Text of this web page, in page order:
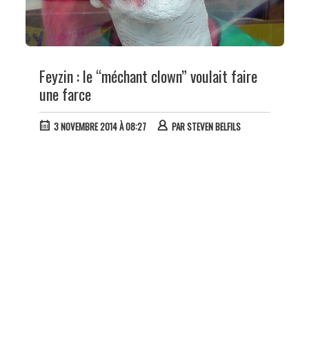
Feyzin : le “méchant clown” voulait faire
une farce
3 NOVEMBRE 2014 À 08:27 PARSTEVEN BELFILS